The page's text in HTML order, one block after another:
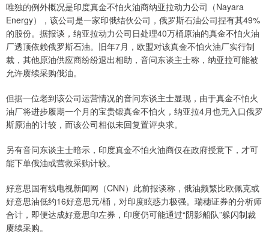
唯独的例外概况是印度真金不怕火油商纳亚拉动力公司（Nayara
Energy），该公司是一家印俄结伙公司，俄罗斯石油公司捏有其49%
的股份。据报谈，纳亚拉动力公司日处理40万桶原油的真金不怕火油
厂透顶依赖俄罗斯石油。旧年7月，欧盟对该真金不怕火油厂实行制
裁，其他原油供应商纷纷退出相助，音问东谈主士称，纳亚拉可能被
允许赓续采购俄油。
但据一位老到该公司运营情况的音问东谈主士显现，由于真金不怕火
油厂将进步履期一个月的宝贵锻真金不怕火，纳亚拉4月也无入口俄罗
斯原油的计较，而该公司相似未回复置评央求。
另有音问东谈主士暗示，印度真金不怕火油商仅在政府授意下，才可
能下单俄油或营救采购计较。
好意思国有线电视新闻网（CNN）此前报谈称，俄油频繁比欧佩克或
好意思油低约16好意思元/桶，对印度眩惑力极强。瑞穗证券的分析师
合计，即便达成好意思印左券，印度仍可能通过“阴影船队”躲闪制裁
赓续采购。